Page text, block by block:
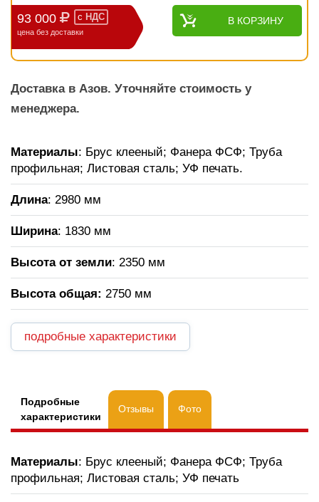
93 000 с НДС
цена без доставки
В КОРЗИНУ
Доставка в Азов. Уточняйте стоимость у
менеджера.
Материалы: Брус клееный; Фанера ФСФ; Труба
профильная; Листовая сталь; УФ печать.
Длина: 2980 мм
Ширина: 1830 мм
Высота от земли: 2350 мм
Высота общая: 2750 мм
подробные характеристики
Подробные
характеристики
Отзывы Фото
Материалы: Брус клееный; Фанера ФСФ; Труба
профильная; Листовая сталь; УФ печать